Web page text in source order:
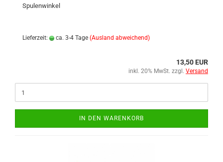
Spulenwinkel
Lieferzeit: ca. 3-4 Tage (Ausland abweichend)
13,50 EUR
inkl. 20% MwSt. zzgl. Versand
IN DEN WARENKORB